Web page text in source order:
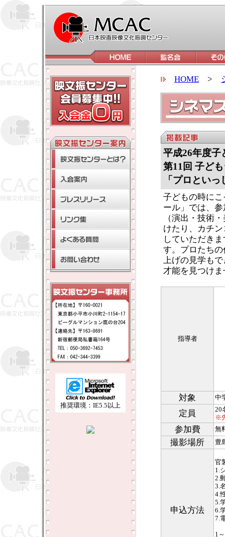
推奨環境：IE5.5以上
HOME >
平成26年度子
第11回 子ど
「プロとい
子どもの時に
ール」では、
（演出・技術
けたり、カチ
していただき
す。プロたち
上げの見学も
才能を見つけ
指導者
対象 中
定員
20
※
参加費 無
撮影場所 豊
申込方法
官
1.
2.
3.
4.
5.
6.
7.
1